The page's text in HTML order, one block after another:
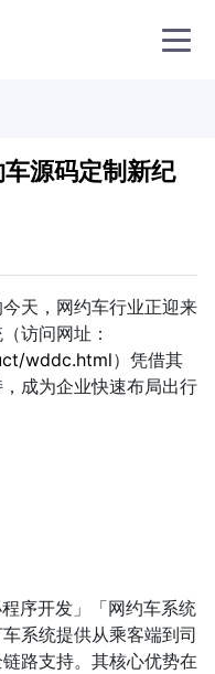
源码定制新纪
天，网约车行业正迎来
访问网址：
wddc.html）凭借其
成为企业快速布局出行
序开发」「网约车系统
系统提供从乘客端到司
路支持。其核心优势在